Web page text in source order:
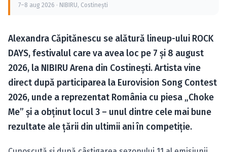
7–8 aug 2026 · NIBIRU, Costineşti
Alexandra Căpitănescu se alătură lineup-ului ROCK
DAYS, festivalul care va avea loc pe 7 și 8 august
2026, la NIBIRU Arena din Costinești. Artista vine
direct după participarea la Eurovision Song Contest
2026, unde a reprezentat România cu piesa „Choke
Me” și a obținut locul 3 – unul dintre cele mai bune
rezultate ale țării din ultimii ani în competiție.